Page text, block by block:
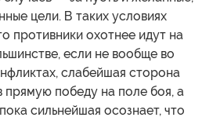
цели. В таких условиях
противники охотнее идут на
если не вообще во
слабейшая сторона
прямую победу на поле боя, а
сильнейшая осознает, что